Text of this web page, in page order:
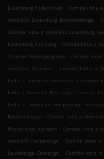
Luxemburg Polfermillen . Comida India
domicilio Luxemburg Dommeldange
.
Comida India a domicilio Luxemburg
Luxemburg Kirchberg . Comida India a
Strassen Rollengergronn . Comida
domicilio Strassen
. Comida India a
India a domicilio Stroossen
. Comida
India a domicilio Bertrange . Comida
India a domicilio Hesperange
Kockelscheuer . Comida India a
Hesperange Alzingen . Comida India a
domicilio Hesperange . Comida India a
Leudelange Cessange . Comida India a